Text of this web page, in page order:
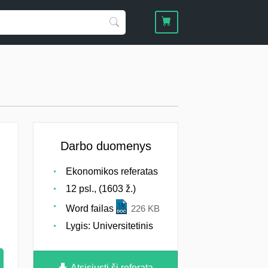
Darbo duomenys
Ekonomikos referatas
12 psl., (1603 ž.)
Word failas
226 KB
Lygis: Universitetinis